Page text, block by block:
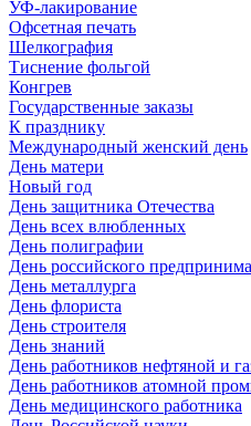
УФ-лакирование
Офсетная печать
Шелкография
Тиснение фольгой
Конгрев
Государственные заказы
К празднику
Международный женский день
День матери
Новый год
День защитника Отечества
День всех влюбленных
День полиграфии
День российского
День металлурга
День флориста
День строителя
День знаний
День работников нефтяной и
День работников атомной
День медицинского работника